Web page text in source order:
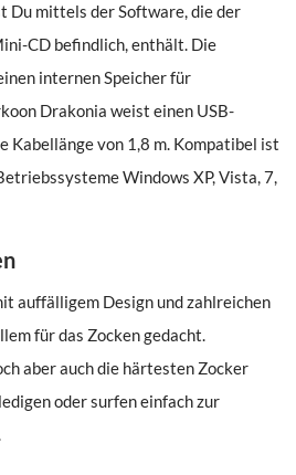
Du mittels der Software, die der
CD befindlich, enthält. Die
internen Speicher für
Drakonia weist einen USB-
Kabellänge von 1,8 m. Kompatibel ist
Windows XP, Vista, 7,
auffälligem Design und zahlreichen
für das Zocken gedacht.
aber auch die härtesten Zocker
oder surfen einfach zur